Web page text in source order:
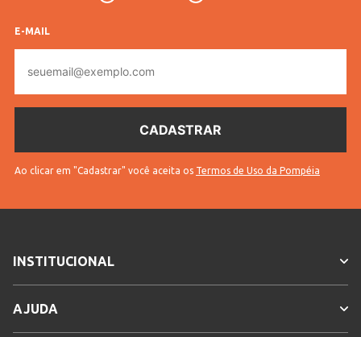
E-MAIL
mail
Ao clicar em "Cadastrar" você aceita os Termos de Uso da Pompéia
INSTITUCIONAL
AJUDA